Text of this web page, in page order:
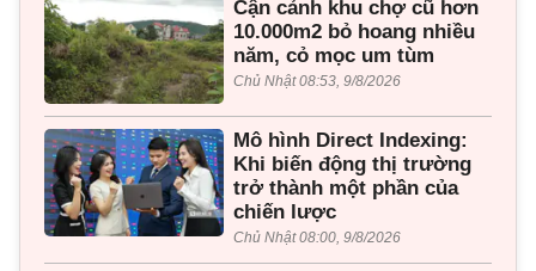
Cận cảnh khu chợ cũ hơn
10.000m2 bỏ hoang nhiều
năm, cỏ mọc um tùm
Chủ Nhật 08:53, 9/8/2026
Mô hình Direct Indexing:
Khi biến động thị trường
trở thành một phần của
chiến lược
Chủ Nhật 08:00, 9/8/2026